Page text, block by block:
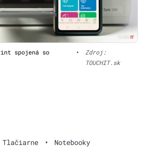
spojená so
•
Zdroj:
TOUCHIT.sk
Tlačiarne • Notebooky